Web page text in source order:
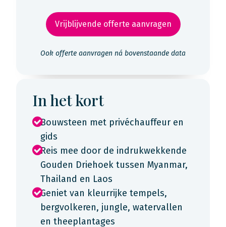
Vrijblijvende offerte aanvragen
Ook offerte aanvragen ná bovenstaande data
In het kort
Bouwsteen met privéchauffeur en
gids
Reis mee door de indrukwekkende
Gouden Driehoek tussen Myanmar,
Thailand en Laos
Geniet van kleurrijke tempels,
bergvolkeren, jungle, watervallen
en theeplantages